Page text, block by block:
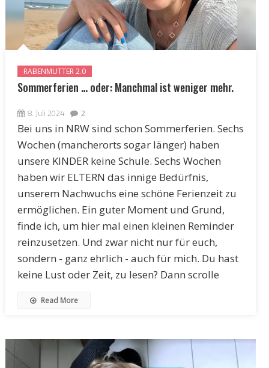
RABENMUTTER 2.0
Sommerferien … oder: Manchmal ist weniger mehr.
8. Juli 2024 2
Bei uns in NRW sind schon Sommerferien. Sechs
Wochen (mancherorts sogar länger) haben
unsere KINDER keine Schule. Sechs Wochen
haben wir ELTERN das innige Bedürfnis,
unserem Nachwuchs eine schöne Ferienzeit zu
ermöglichen. Ein guter Moment und Grund,
finde ich, um hier mal einen kleinen Reminder
reinzusetzen. Und zwar nicht nur für euch,
sondern - ganz ehrlich - auch für mich. Du hast
keine Lust oder Zeit, zu lesen? Dann scrolle
Read More